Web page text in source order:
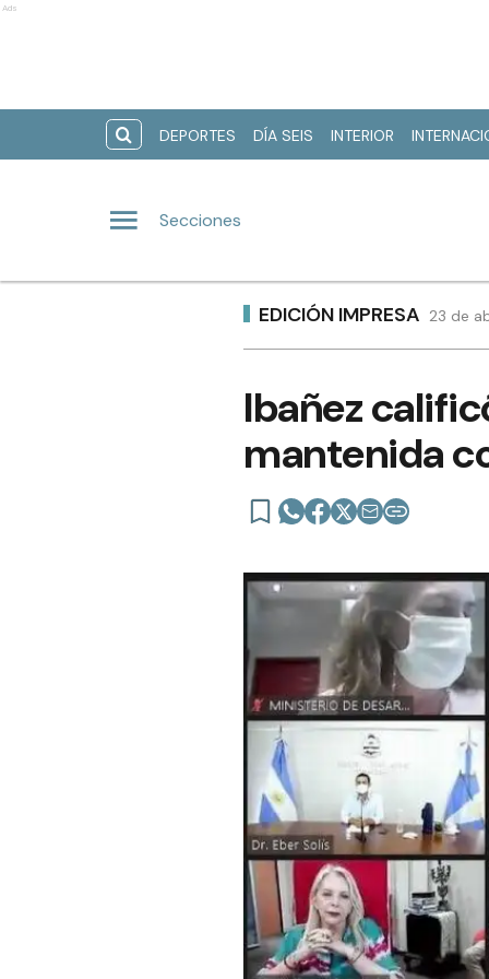
Ads
DEPORTES DÍA SEIS INTERIOR
Secciones
EDICIÓN IMPRESA 23 de
Ibañez
mantenida